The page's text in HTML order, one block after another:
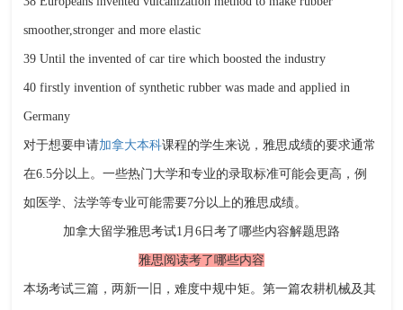
smoother,stronger and more elastic
39 Until the invented of car tire which boosted the industry
40 firstly invention of synthetic rubber was made and applied in
Germany
对于想要申请加拿大本科课程的学生来说，雅思成绩的要求通常
在6.5分以上。一些热门大学和专业的录取标准可能会更高，例
如医学、法学等专业可能需要7分以上的雅思成绩。
加拿大留学雅思考试1月6日考了哪些内容解题思路
雅思阅读考了哪些内容
本场考试三篇，两新一旧，难度中规中矩。第一篇农耕机械及其